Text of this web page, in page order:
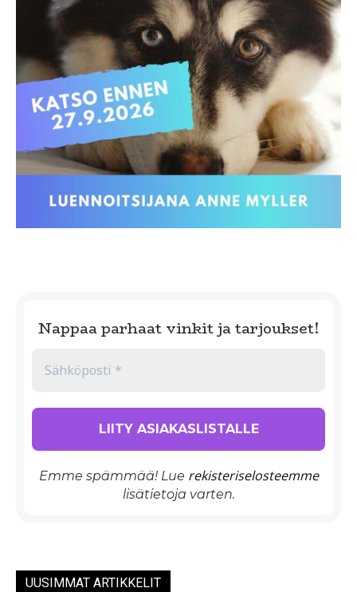
Nappaa parhaat vinkit ja tarjoukset!
Emme spämmää! Lue rekisteriselosteemme
lisätietoja varten.
UUSIMMAT ARTIKKELIT